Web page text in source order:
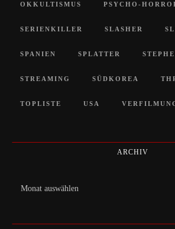
OKKULTISMUS PSYCHO-
SERIENKILLER SLASHER
SPANIEN SPLATTER
STREAMING SÜDKOREA
TOPLISTE USA
ARCHIV
Archiv